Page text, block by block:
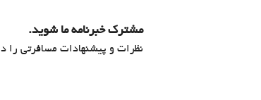
مشترک خبرنامه ما شوید.
نظرات و پیشنهادات مسافرتی را